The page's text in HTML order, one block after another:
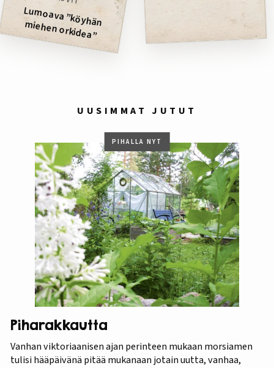
Lum
oava ”köyhän m
iehen orkidea”
UUSIMMAT JUTUT
PIHALLA NYT
Piharakkautta
Vanhan viktoriaanisen ajan perinteen mukaan morsiamen
tulisi hääpäivänä pitää mukanaan jotain uutta, vanhaa,